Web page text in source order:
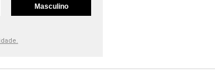
Masculino